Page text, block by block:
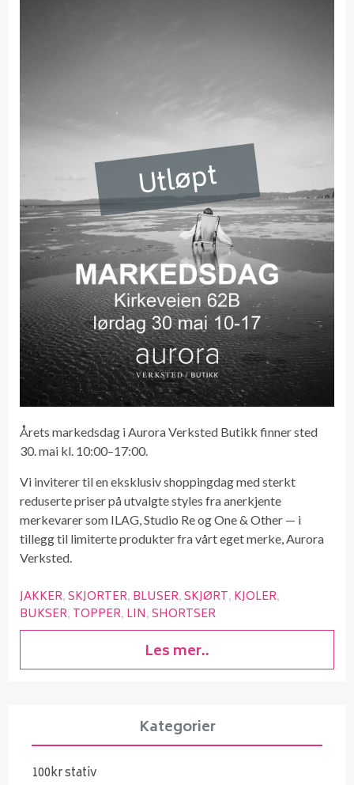
Utløpt
Årets markedsdag i Aurora Verksted Butikk finner sted
30. mai kl. 10:00–17:00.
Vi inviterer til en eksklusiv shoppingdag med sterkt
reduserte priser på utvalgte styles fra anerkjente
merkevarer som ILAG, Studio Re og One & Other — i
tillegg til limiterte produkter fra vårt eget merke, Aurora
Verksted.
JAKKER SKJORTER BLUSER SKJØRT KJOLER
BUKSER TOPPER LIN SHORTSER
Les mer..
Kategorier
100kr stativ